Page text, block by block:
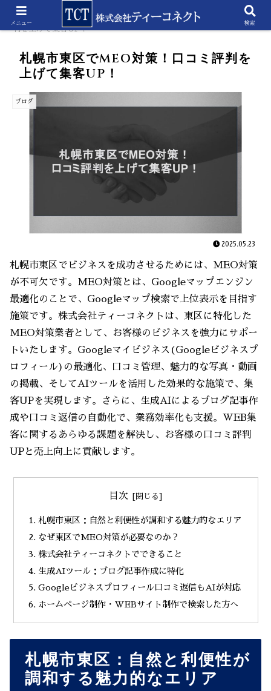
ホーム ブログ
札幌市東区でMEO対策！口コミ評
判を上げて集客UP！
札幌市東区でMEO対策！口コミ評判を
上げて集客UP！
ブログ
2025.05.23
札幌市東区でビジネスを成功させるためには、MEO対策
が不可欠です。MEO対策とは、Googleマップエンジン
最適化のことで、Googleマップ検索で上位表示を目指す
施策です。株式会社ティーコネクトは、東区に特化した
MEO対策業者として、お客様のビジネスを強力にサポー
トいたします。Googleマイビジネス(Googleビジネスプ
ロフィール)の最適化、口コミ管理、魅力的な写真・動画
の掲載、そしてAIツールを活用した効果的な施策で、集
客UPを実現します。さらに、生成AIによるブログ記事作
成や口コミ返信の自動化で、業務効率化も支援。WEB集
客に関するあらゆる課題を解決し、お客様の口コミ評判
UPと売上向上に貢献します。
目次
札幌市東区：自然と利便性が調和する魅力的なエリア
なぜ東区でMEO対策が必要なのか？
株式会社ティーコネクトでできること
生成AIツール：ブログ記事作成に特化
Googleビジネスプロフィール口コミ返信もAIが対応
ホームページ制作・WEBサイト制作で検索した方へ
札幌市東区：自然と利便性が
調和する魅力的なエリア
メニュー 検索